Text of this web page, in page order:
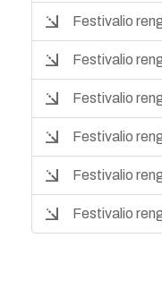
Festivalio
Festivalio
Festivalio
Festivalio
Festivalio
Festivalio